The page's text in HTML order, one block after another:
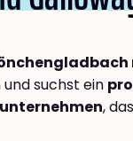
suchst ein
,